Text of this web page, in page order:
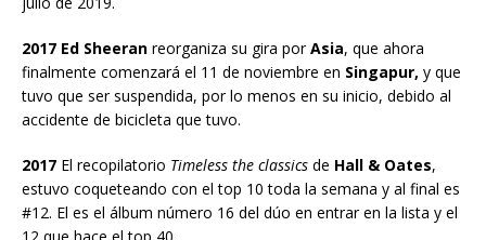
2017 Ed Sheeran reorganiza su gira porAsia, que ahora
finalmente comenzará el 11 de noviembre en Singapur, y que
tuvo que ser suspendida, por lo menos en su inicio, debido al
accidente de bicicleta que tuvo.
2017 El recopilatorio Timeless the classics de Hall & Oates,
estuvo coqueteando con el top 10 toda la semana y al final es
#12. El es el álbum número 16 del dúo en entrar en la lista y el
12 que hace el top 40.